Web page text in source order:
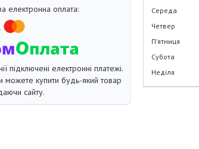
підключені електронні платежі.
можете купити будь-який товар
сайту.
Середа
Четвер
Пʼятниця
Субота
Неділя